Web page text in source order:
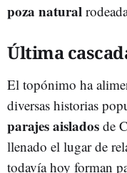
poza natural
Última
El topónimo ha
diversas historias
parajes aislados de
llenado el lugar de
todavía hoy forman